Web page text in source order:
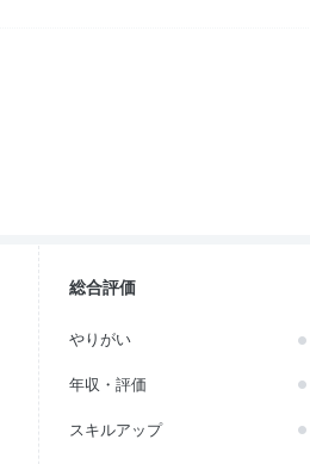
総合評価
やりがい
年収・評価
スキルアップ